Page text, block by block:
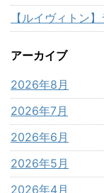
【ルイヴィトン
アーカイブ
2026年8月
2026年7月
2026年6月
2026年5月
2026年4月